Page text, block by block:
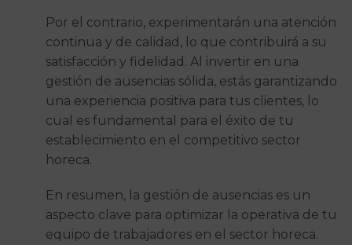
Por el contrario, experimentarán una atención
continua y de calidad, lo que contribuirá a su
satisfacción y fidelidad. Al invertir en una
gestión de ausencias sólida, estás garantizando
una experiencia positiva para tus clientes, lo
cual es fundamental para el éxito de tu
establecimiento en el competitivo sector
horeca.
En resumen, la gestión de ausencias es un
aspecto clave para optimizar la operativa de tu
equipo de trabajadores en el sector horeca.